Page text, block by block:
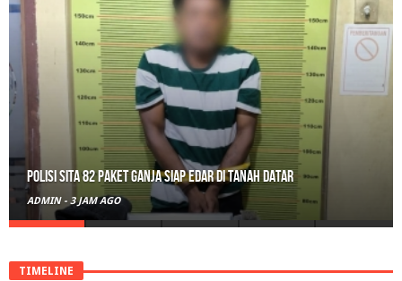
RPL Prodi HTN UIN Mahmud Yunus Batusangkar Diminati Polri, TNI,
hingga Wali Nagari
ADMIN - 22 JAM AGO
TIMELINE